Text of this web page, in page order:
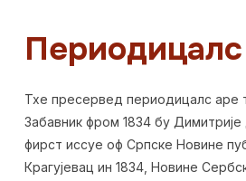
Периодицалс
Тхе пресервед периодицалс аре
Забавник фром 1834 бy
фирст иссуе оф Српске Новине
Крагујевац ин 1834, Новине